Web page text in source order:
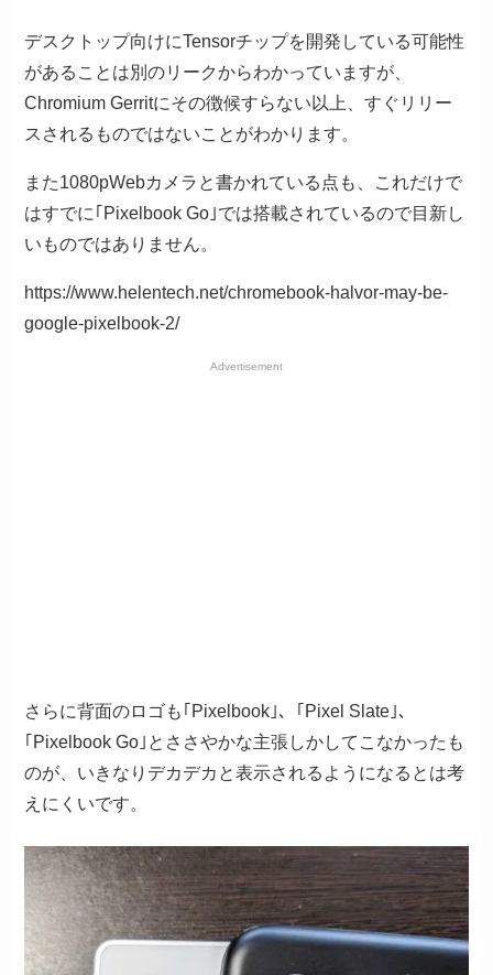
デスクトップ向けにTensorチップを開発している可能性
があることは別のリークからわかっていますが、
Chromium Gerritにその徴候すらない以上、すぐリリー
スされるものではないことがわかります。
また1080pWebカメラと書かれている点も、これだけで
はすでに｢Pixelbook Go｣では搭載されているので目新し
いものではありません。
https://www.helentech.net/chromebook-halvor-may-be-
google-pixelbook-2/
Advertisement
さらに背面のロゴも｢Pixelbook｣、｢Pixel Slate｣、
｢Pixelbook Go｣とささやかな主張しかしてこなかったも
のが、いきなりデカデカと表示されるようになるとは考
えにくいです。